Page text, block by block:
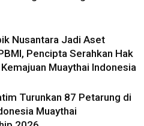
Nusantara Jadi Aset
Pencipta Serahkan Hak
Muaythai Indonesia
Turunkan 87 Petarung di
Muaythai